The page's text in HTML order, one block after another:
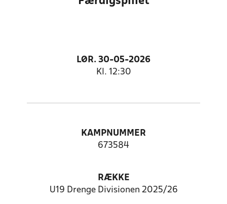
LØR. 30-05-2026
Kl. 12:30
KAMPNUMMER
673584
RÆKKE
U19 Drenge Divisionen 2025/26